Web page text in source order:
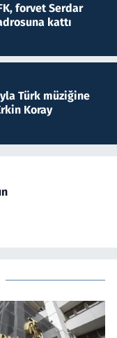
forvet Serdar
kattı
Türk müziğine
Koray